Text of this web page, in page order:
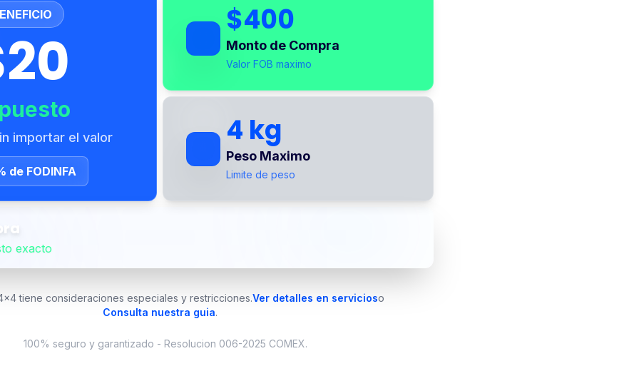
importar el valor
de FODINFA
$400
Monto de Compra
Valor FOB maximo
4 kg
Peso Maximo
Limite de peso
exacto
tiene consideraciones especiales y restricciones.Ver detalles en servicioso
Consulta nuestra guia.
100% seguro y garantizado - Resolucion 006-2025 COMEX.